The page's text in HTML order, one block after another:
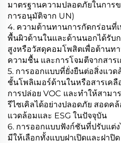
มาตรฐานความปลอดภัยในการ
การอนุมัติจาก UN)
4. ความต้านทานการกัดกร่อนที่
พื้นผิวด้านในและด้านนอกได้รับ
สูงหรือวัสดุคอมโพสิตเพื่อต้านท
ความชื้น และการโจมตีจากสาร
5. การออกแบบที่ยั่งยืนต่อสิ่งแวด
ชั้นโพลิเมอร์ด้านในหรือสารเค
การปล่อย VOC และทำให้สาม
รีไซเคิลได้อย่างปลอดภัย สอดค
แวดล้อมและ ESG ในปัจจุบัน
6. การออกแบบฟังก์ชันที่ปรับแต่ง
มีให้เลือกทั้งแบบฝาเปิดและฝาปิ